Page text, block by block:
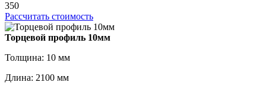
350
Рассчитать стоимость
Торцевой профиль 10мм
Толщина: 10 мм
Длина: 2100 мм